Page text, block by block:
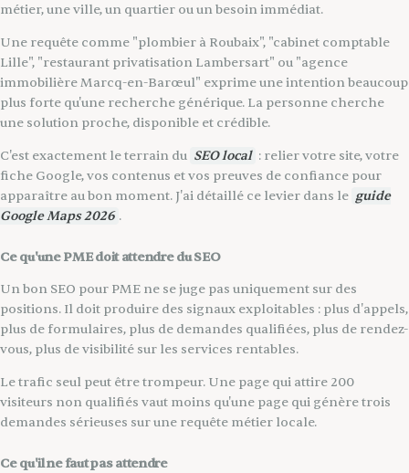
métier, une ville, un quartier ou un besoin immédiat.
Une requête comme "plombier à Roubaix", "cabinet comptable
Lille", "restaurant privatisation Lambersart" ou "agence
immobilière Marcq-en-Barœul" exprime une intention beaucoup
plus forte qu'une recherche générique. La personne cherche
une solution proche, disponible et crédible.
C'est exactement le terrain du SEO local : relier votre site, votre
fiche Google, vos contenus et vos preuves de confiance pour
apparaître au bon moment. J'ai détaillé ce levier dans le guide
Google Maps 2026 .
Ce qu'une PME doit attendre du SEO
Un bon SEO pour PME ne se juge pas uniquement sur des
positions. Il doit produire des signaux exploitables : plus d'appels,
plus de formulaires, plus de demandes qualifiées, plus de rendez-
vous, plus de visibilité sur les services rentables.
Le trafic seul peut être trompeur. Une page qui attire 200
visiteurs non qualifiés vaut moins qu'une page qui génère trois
demandes sérieuses sur une requête métier locale.
Ce qu'il ne faut pas attendre